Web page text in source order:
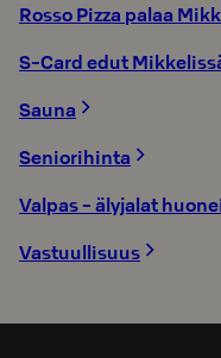
Rosso Pizza palaa
S-Card edut
Sauna
Seniorihinta
Valpas - älyjalat
Vastuullisuus